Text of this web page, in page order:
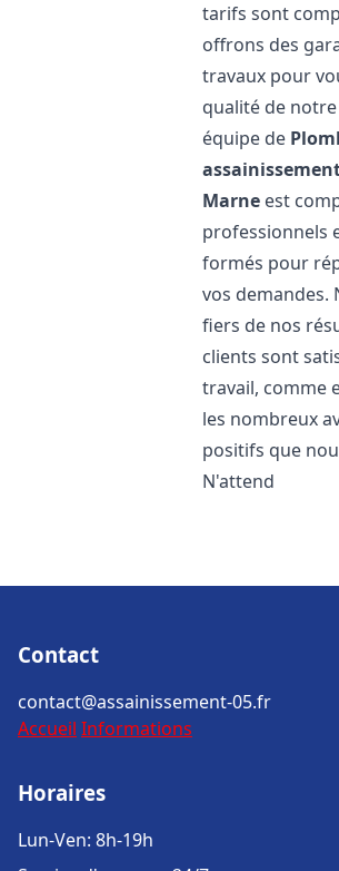
tarifs sont
offrons des
travaux pour
qualité de
équipe de
Marne est
professionnels
formés pour
vos demandes.
fiers de nos
clients sont
travail, comme
les nombreux
positifs que
N'attend
Contact
contact@assainissement-05.fr
Accueil Informations
Horaires
Lun-Ven: 8h-19h